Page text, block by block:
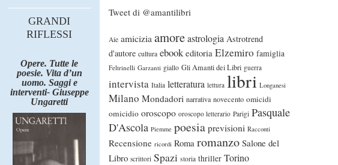
Tweet di @amantilibri
Aie amicizia amoreastrologia Astrotrend
d'autore cultura ebook editoria Elzemiro famiglia
Feltrinelli Garzanti giallo Gli Amanti dei Libri guerra
intervista Italia letteratura lettura libri Longanesi
Milano Mondadori narrativa novecento omicidi
omicidio oroscopo oroscopo letterario Parigi Pasquale
D'Ascola Piemme poesia previsioni Racconti
Recensione ricordi Roma romanzo Salone del
Libro scrittori Spazi storia thriller Torino
GRANDI
RIFLESSI
Opere. Tutte le
poesie. Vita d’un
uomo. Saggi e
interventi- Giuseppe
Ungaretti